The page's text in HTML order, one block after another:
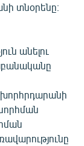
տնօրենը։
անելու
խորհրդարանի